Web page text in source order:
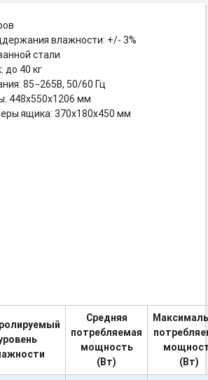
влажности: +/- 3%
стали
до 40 кг
85−265В, 50/60 Гц
448х550х1206 мм
ящика: 370х180х450 мм
Средняя
потребляемая
мощность
(Вт)
(Вт)